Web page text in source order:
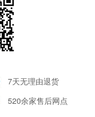
7天无理由退货
520余家售后网点